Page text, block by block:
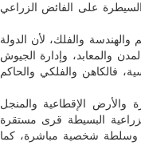
على الفائض الزراعي
والفلك، لأن الدولة
والمعابد، وإدارة الجيوش
فالكاهن والفلكي والحاكم
والأرض الإقطاعية والمنجل
البسيطة قرى مستقرة
وسلطة شخصية مباشرة، كما